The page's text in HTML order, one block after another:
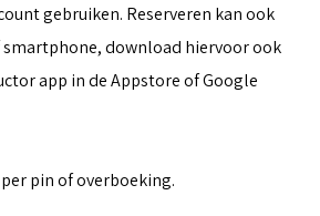
gebruiken. Reserveren kan ook
download hiervoor ook
app in de Appstore of Google
pin of overboeking.